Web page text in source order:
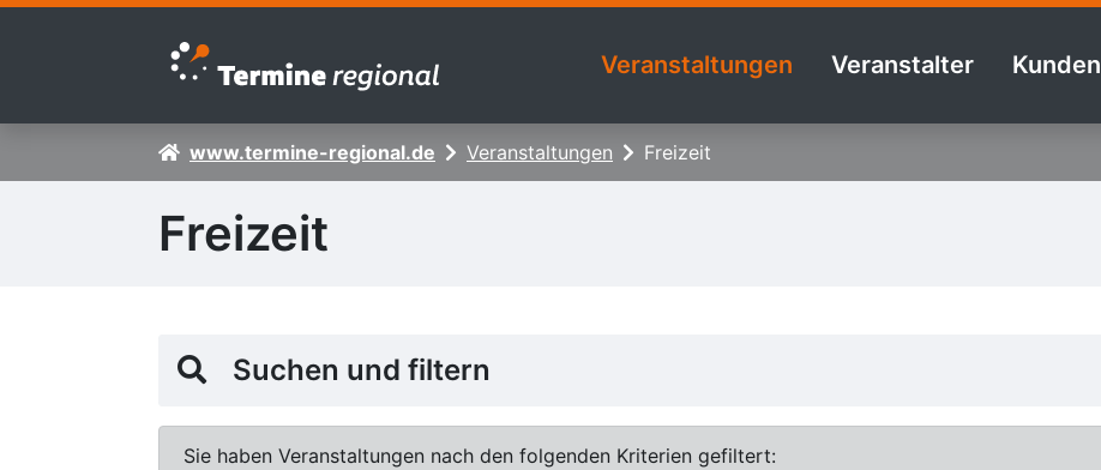
Zur Navigation springen
Zum Inhalt springen
Veranstaltungen Veranstalter Kunden
www.termine-regional.de Veranstaltungen Freizeit
Freizeit
Suchen und filtern
Sie haben Veranstaltungen nach den folgenden Kriterien gefiltert: